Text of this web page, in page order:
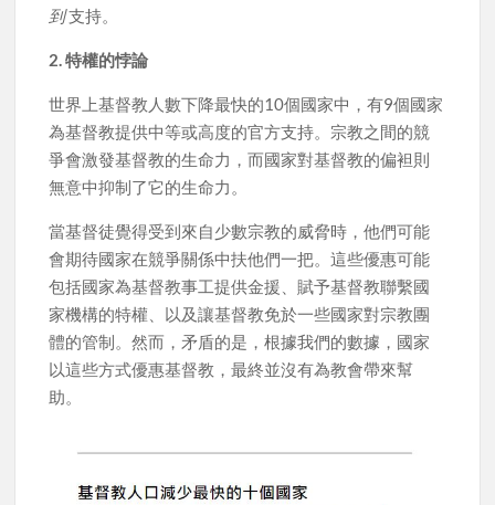
到支持。
2. 特權的悖論
世界上基督教人數下降最快的10個國家中，有9個國家
為基督教提供中等或高度的官方支持。宗教之間的競
爭會激發基督教的生命力，而國家對基督教的偏袒則
無意中抑制了它的生命力。
當基督徒覺得受到來自少數宗教的威脅時，他們可能
會期待國家在競爭關係中扶他們一把。這些優惠可能
包括國家為基督教事工提供金援、賦予基督教聯繫國
家機構的特權、以及讓基督教免於一些國家對宗教團
體的管制。然而，矛盾的是，根據我們的數據，國家
以這些方式優惠基督教，最終並沒有為教會帶來幫
助。